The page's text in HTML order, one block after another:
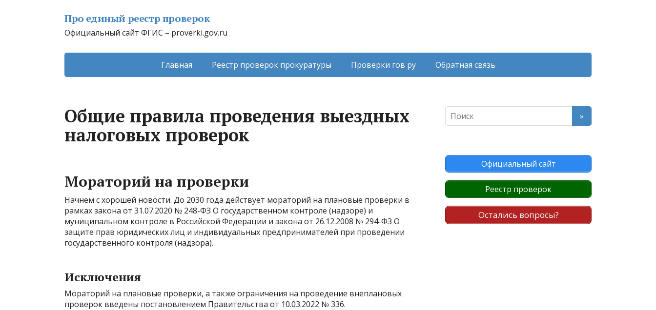
Про единый реестр проверок
Официальный сайт ФГИС – proverki.gov.ru
Главная Реестр проверок прокуратуры Проверки гов ру Обратная связь
Общие правила проведения выездных
налоговых проверок
Мораторий на проверки
Начнем с хорошей новости. До 2030 года действует мораторий на плановые проверки в
рамках закона от 31.07.2020 № 248-ФЗ О государственном контроле (надзоре) и
муниципальном контроле в Российской Федерации и закона от 26.12.2008 № 294-ФЗ О
защите прав юридических лиц и индивидуальных предпринимателей при проведении
государственного контроля (надзора).
Исключения
Мораторий на плановые проверки, а также ограничения на проведение внеплановых
проверок введены постановлением Правительства от 10.03.2022 № 336.
Официальный сайт
Реестр проверок
Остались вопросы?